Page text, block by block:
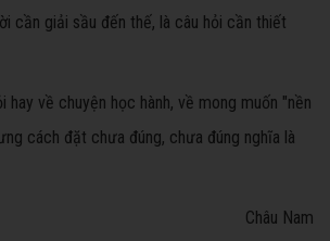
cần giải sầu đến thế, là câu hỏi cần thiết
hay về chuyện học hành, về mong muốn "nền
cách đặt chưa đúng, chưa đúng nghĩa là
Châu Nam